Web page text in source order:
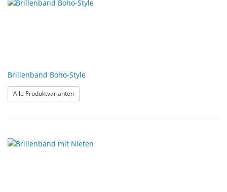
Brillenband Boho-Style
Alle Produktvarianten: Brillenband Boho-Style